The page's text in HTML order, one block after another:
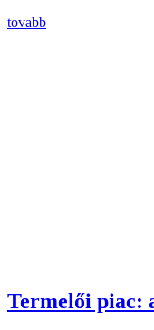
tovabb
Termelői piac: